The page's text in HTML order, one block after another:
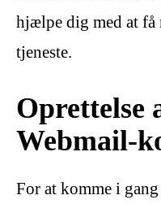
hjælpe dig med at få
tjeneste.
Oprettelse
Webmail-
For at komme i